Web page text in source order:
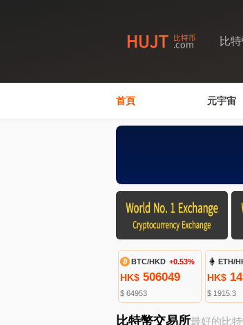
比
首頁 元宇宙
BTC/HKD +0.53%
HK$ 506049
$ 64953
ETH/
HK$
$ 1915.3
比特幣交易所最好的比